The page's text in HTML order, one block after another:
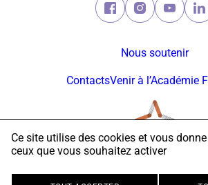
FacebookInstagram
Nous soutenir
ContactsVenir à l’Académie
Accessibilité
Ce site utilise des cookies et vous
ceux que vous souhaitez activer